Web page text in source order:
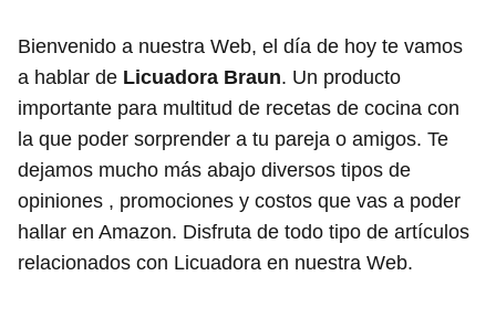
Bienvenido a nuestra Web, el día de hoy te vamos
a hablar de Licuadora Braun. Un producto
importante para multitud de recetas de cocina con
la que poder sorprender a tu pareja o amigos. Te
dejamos mucho más abajo diversos tipos de
opiniones , promociones y costos que vas a poder
hallar en Amazon. Disfruta de todo tipo de artículos
relacionados con Licuadora en nuestra Web.